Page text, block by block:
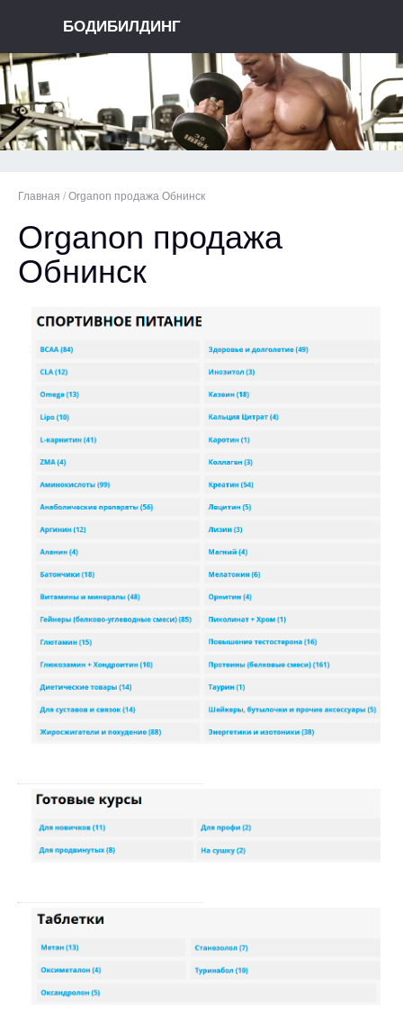
БОДИБИЛДИНГ
Главная / Organon продажа Обнинск
Organon продажа
Обнинск